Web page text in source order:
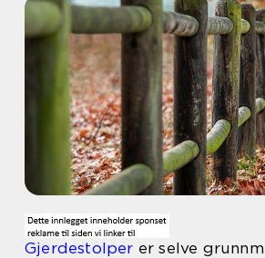
Gjerdestolper er selve